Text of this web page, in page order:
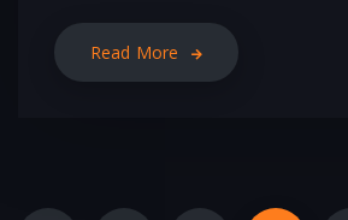
Read More